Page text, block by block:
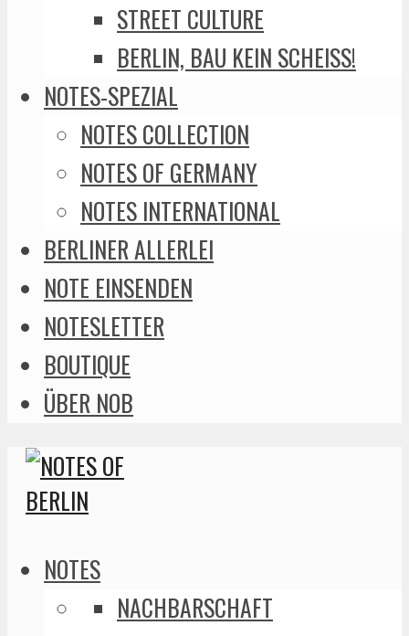
STREET CULTURE
BERLIN, BAU KEIN SCHEISS!
NOTES-SPEZIAL
NOTES COLLECTION
NOTES OF GERMANY
NOTES INTERNATIONAL
BERLINER ALLERLEI
NOTE EINSENDEN
NOTESLETTER
BOUTIQUE
ÜBER NOB
NOTES
NACHBARSCHAFT